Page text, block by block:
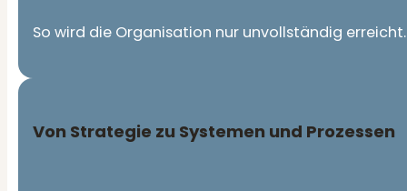
So wird die Organisation nur unvollständig
Von Strategie zu Systemen und Prozessen